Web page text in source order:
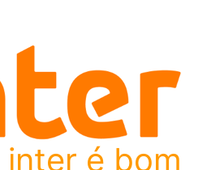
inter é bom